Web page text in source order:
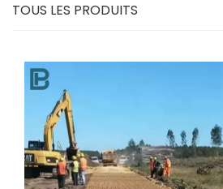
TOUS LES PRODUITS